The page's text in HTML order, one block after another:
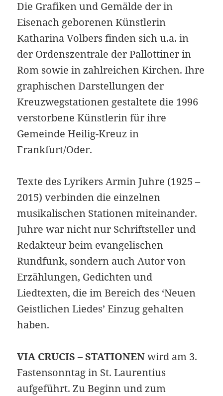
Die Grafiken und Gemälde der in
Eisenach geborenen Künstlerin
Katharina Volbers finden sich u.a. in
der Ordenszentrale der Pallottiner in
Rom sowie in zahlreichen Kirchen. Ihre
graphischen Darstellungen der
Kreuzwegstationen gestaltete die 1996
verstorbene Künstlerin für ihre
Gemeinde Heilig-Kreuz in
Frankfurt/Oder.
Texte des Lyrikers Armin Juhre (1925 –
2015) verbinden die einzelnen
musikalischen Stationen miteinander.
Juhre war nicht nur Schriftsteller und
Redakteur beim evangelischen
Rundfunk, sondern auch Autor von
Erzählungen, Gedichten und
Liedtexten, die im Bereich des ‘Neuen
Geistlichen Liedes’ Einzug gehalten
haben.
VIA CRUCIS – STATIONENwird am 3.
Fastensonntag in St. Laurentius
aufgeführt. Zu Beginn und zum